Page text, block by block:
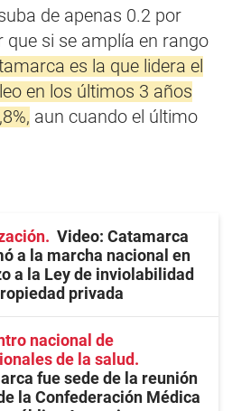
de apenas 0.2 por
que si se amplía en rango
es la que lidera el
en los últimos 3 años
aun cuando el último
Video: Catamarca
a la marcha nacional en
a la Ley de inviolabilidad
privada
nacional de
de la salud
fue sede de la reunión
la Confederación Médica